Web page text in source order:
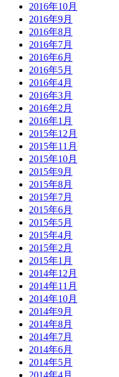
2016年10月
2016年9月
2016年8月
2016年7月
2016年6月
2016年5月
2016年4月
2016年3月
2016年2月
2016年1月
2015年12月
2015年11月
2015年10月
2015年9月
2015年8月
2015年7月
2015年6月
2015年5月
2015年4月
2015年2月
2015年1月
2014年12月
2014年11月
2014年10月
2014年9月
2014年8月
2014年7月
2014年6月
2014年5月
2014年4月